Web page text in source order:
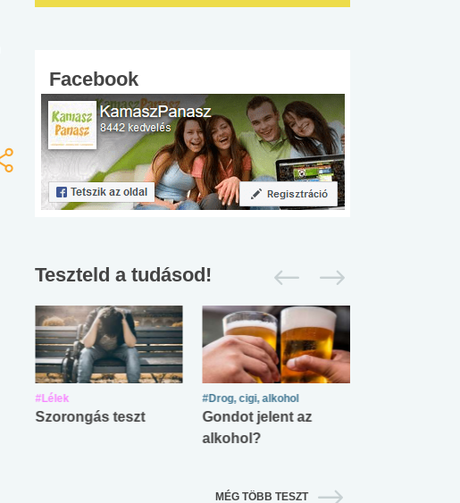
Facebook
Teszteld a tudásod!
#Lélek
Szorongás teszt
#Drog, cigi, alkohol
Gondot jelent az
alkohol?
MÉG TÖBB TESZT